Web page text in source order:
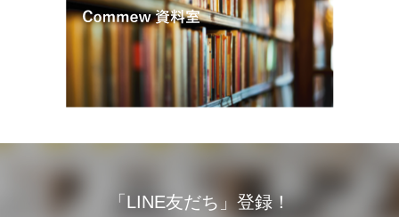
「LINE友だち」登録！